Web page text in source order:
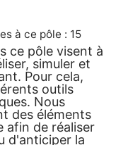
à ce pôle : 15
ce pôle visent à
simuler et
Pour cela,
outils
Nous
des éléments
afin de réaliser
d'anticiper la